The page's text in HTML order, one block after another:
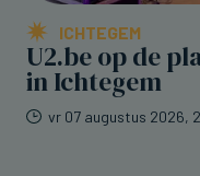
ICHTEGEM
U2.be op de
in Ichtegem
vr 07 augustus 2026,